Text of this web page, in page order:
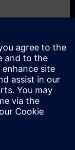
will be notified